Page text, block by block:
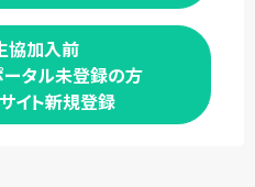
協加入前
タル未登録の方
イト新規登録